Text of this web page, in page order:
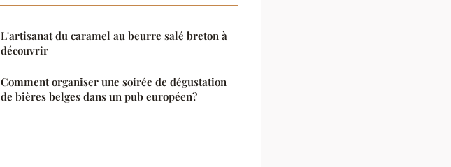
L'artisanat du caramel au beurre salé breton à
découvrir
Comment organiser une soirée de dégustation
de bières belges dans un pub européen?